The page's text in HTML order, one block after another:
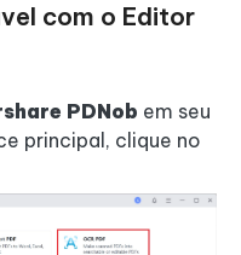
com o Editor
PDNob em seu
principal, clique no